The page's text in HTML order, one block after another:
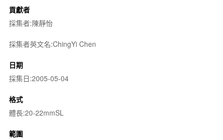
貢獻者
採集者:陳靜怡
採集者英文名:ChingYi Chen
日期
採集日:2005-05-04
格式
體長:20-22mmSL
範圍